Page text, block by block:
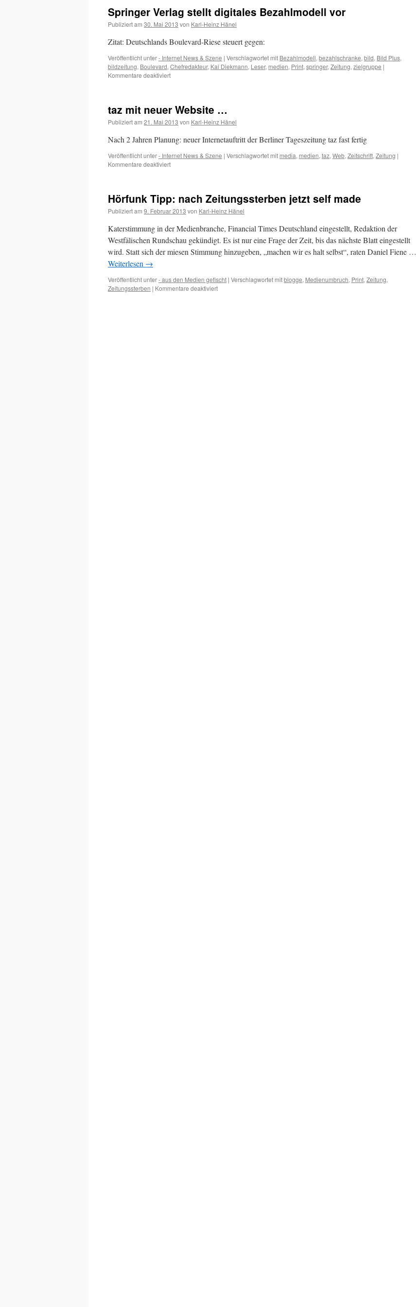
Springer Verlag stellt digitales Bezahlmodell vor
Publiziert am 30. Mai 2013 von Karl-Heinz Hänel
Zitat: Deutschlands Boulevard-Riese steuert gegen:
Veröffentlicht unter- Internet News & Szene | Verschlagwortet mit Bezahlmodell, bezahlschranke, bild, Bild Plus,
bildzeitung, Boulevard, Chefredakteur, Kai Diekmann, Leser, medien, Print, springer, Zeitung, zielgruppe |
Kommentare deaktiviertfür
digitales
Bezahlmodell
vor
taz mit neuer Website …
Publiziert am 21. Mai 2013 von Karl-Heinz Hänel
Nach 2 Jahren Planung: neuer Internetauftritt der Berliner Tageszeitung taz fast fertig
Veröffentlicht unter- Internet News & Szene | Verschlagwortet mit media, medien, taz, Web, Zeitschrift, Zeitung |
Kommentare deaktiviertfür
Website
…
Hörfunk Tipp: nach Zeitungssterben jetzt self made
Publiziert am 9. Februar 2013 von Karl-Heinz Hänel
Katerstimmung in der Medienbranche, Financial Times Deutschland eingestellt, Redaktion der
Westfälischen Rundschau gekündigt. Es ist nur eine Frage der Zeit, bis das nächste Blatt eingestellt
wird. Statt sich der miesen Stimmung hinzugeben, „machen wir es halt selbst“, raten Daniel Fiene …
Weiterlesen →
Veröffentlicht unter- aus den Medien gefischt | Verschlagwortet mitblogge, Medienumbruch, Print, Zeitung,
Zeitungssterben | Kommentare deaktiviertfür